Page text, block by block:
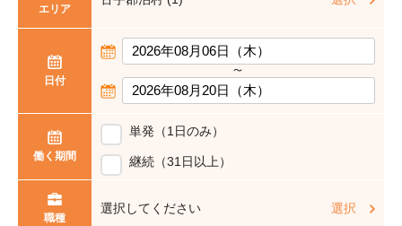
エリア
日付
〜
働く期間
単発（1日のみ）
継続（31日以上）
職種
選択してください 選択